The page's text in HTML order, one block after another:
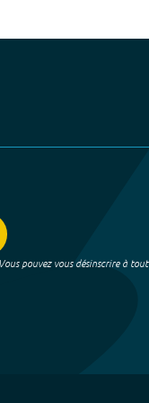
pouvez vous désinscrire à tout